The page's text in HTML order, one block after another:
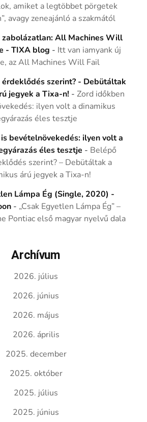
amiket a legtöbbet pörgetek
avagy zeneajánló a szakmától
zabolázatlan: All Machines Will
- TIXA blog - Itt van iamyank új
az All Machines Will Fail
érdeklődés szerint? - Debütáltak
jegyek a Tixa-n! -Zord időkben
ilyen volt a dinamikus
éles tesztje
bevételnövekedés: ilyen volt a
éles tesztje - Belépő
szerint? – Debütáltak a
árú jegyek a Tixa-n!
Lámpa Ég (Single, 2020) -
- „Csak Egyetlen Lámpa Ég” –
Pontiac első magyar nyelvű dala
Archívum
2026. július
2026. június
2026. május
2026. április
2025. december
2025. október
2025. július
2025. június